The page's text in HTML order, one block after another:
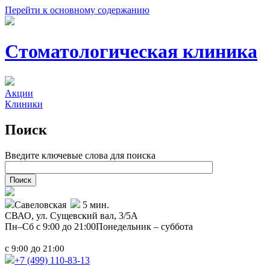
Перейти к основному содержанию
Стоматологическая клиника
Акции
Клиники
Поиск
Введите ключевые слова для поиска
Савеловская
5 мин.
СВАО, ул. Сущевский вал, 3/5А
Пн–Сб с 9:00 до 21:00Понедельник – суббота
с 9:00 до 21:00
+7 (499) 110-83-13